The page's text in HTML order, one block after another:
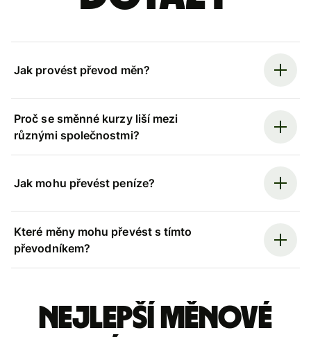
Jak provést převod měn?
Proč se směnné kurzy liší mezi
různými společnostmi?
Jak mohu převést peníze?
Které měny mohu převést s tímto
převodníkem?
Nejlepší měnové